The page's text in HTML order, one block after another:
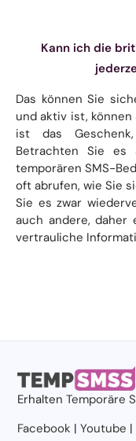
Kann ich die
Das können Sie
und aktiv ist, können
ist das
Betrachten Sie es
temporären SMS-
oft abrufen, wie Sie
Sie es zwar
auch andere,
vertrauliche
ErhaltenTemporäre
Facebook |Youtube |